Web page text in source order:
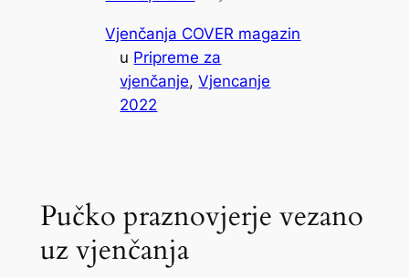
Vjenčanja COVER magazin
u Pripreme za
vjenčanje, Vjencanje
2022
Pučko praznovjerje vezano
uz vjenčanja